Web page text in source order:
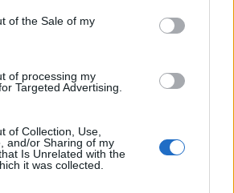
of the Sale of my
of processing my
Targeted Advertising.
of Collection, Use,
and/or Sharing of my
Is Unrelated with the
it was collected.